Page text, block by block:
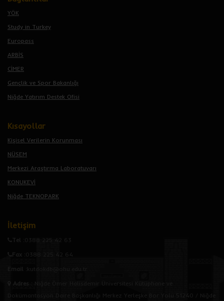
YÖK
Study in Turkey
Europass
ARBİS
CİMER
Gençlik ve Spor Bakanlığı
Niğde Yatırım Destek Ofisi
Kısayollar
Kişisel Verilerin Korunması
NÜSEM
Merkezi Araştırma Laboratuvarı
KONUKEVİ
Niğde TEKNOPARK
İletişim